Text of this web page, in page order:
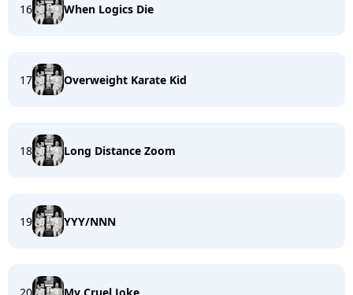
16 When Logics Die
17 Overweight Karate Kid
18 Long Distance Zoom
19 YYY/NNN
20 My Cruel Joke